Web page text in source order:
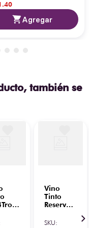
.40
Agregar
también se
Vino
Tinto
Reserva
de
SKU: